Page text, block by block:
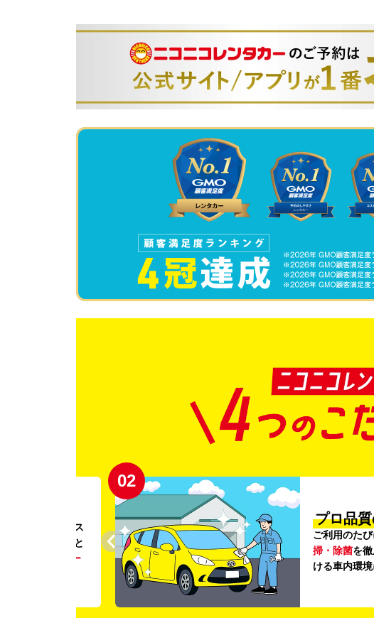
。ガソリンス
ラを活用すること
リー
02
プロ品
ご利用のた
掃・除菌を
ける車内環